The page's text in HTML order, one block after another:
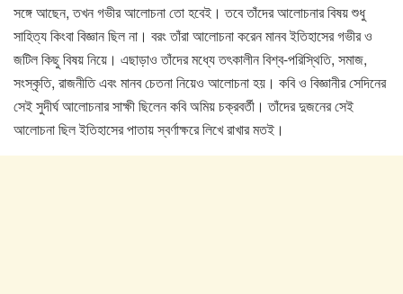
সঙ্গে আছেন, তখন গভীর আলোচনা তো হবেই। তবে তাঁদের আলোচনার বিষয় শুধু
সাহিত্য কিংবা বিজ্ঞান ছিল না। বরং তাঁরা আলোচনা করেন মানব ইতিহাসের গভীর ও
জটিল কিছু বিষয় নিয়ে। এছাড়াও তাঁদের মধ্যে তৎকালীন বিশ্ব-পরিস্থিতি, সমাজ,
সংস্কৃতি, রাজনীতি এবং মানব চেতনা নিয়েও আলোচনা হয়। কবি ও বিজ্ঞানীর সেদিনের
সেই সুদীর্ঘ আলোচনার সাক্ষী ছিলেন কবি অমিয় চক্রবর্তী। তাঁদের দুজনের সেই
আলোচনা ছিল ইতিহাসের পাতায় স্বর্ণাক্ষরে লিখে রাখার মতই।